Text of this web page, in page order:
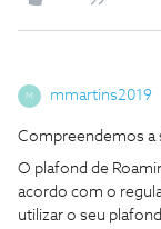
M mmartins2019
Compreendemos a
O plafond de
acordo com o
utilizar o seu